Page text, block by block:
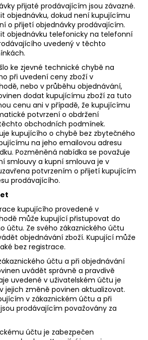
přijaté prodávajícím jsou závazné.
objednávku, dokud není kupujícímu
o přijetí objednávky prodávajícím.
objednávku telefonicky na telefonní
uvedený v těchto
ke zjevné technické chybě na
při uvedení ceny zboží v
nebo v průběhu objednávání,
dodat kupujícímu zboží za tuto
cenu ani v případě, že kupujícímu
potvrzení o obdržení
obchodních podmínek.
kupujícího o chybě bez zbytečného
na jeho emailovou adresu
Pozměněná nabídka se považuje
smlouvy a kupní smlouva je v
potvrzením o přijetí kupujícím
prodávajícího.
kupujícího provedené v
může kupující přistupovat do
účtu. Ze svého zákaznického účtu
objednávání zboží. Kupující může
bez registrace.
účtu a při objednávání
uvádět správně a pravdivě
uvedené v uživatelském účtu je
jejich změně povinen aktualizovat.
v zákaznickém účtu a při
prodávajícím považovány za
účtu je zabezpečen